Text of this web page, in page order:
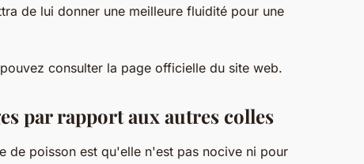
de lui donner une meilleure fluidité pour une
consulter la page officielle du site web.
par rapport aux autres colles
de poisson est qu'elle n'est pas nocive ni pour